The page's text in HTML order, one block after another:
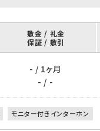
敷金 / 礼金
保証 / 敷引
- / 1ヶ月
- / -
モニター付きインターホン